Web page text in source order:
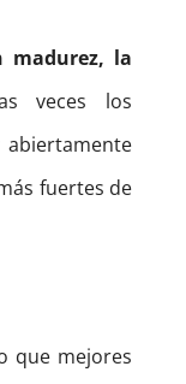
madurez, la
veces los
fuertes de
que mejores